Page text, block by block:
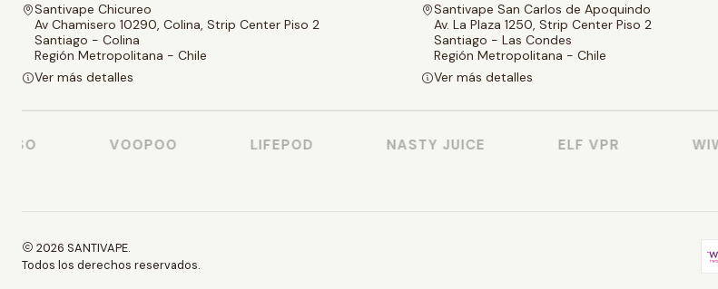
Santivape Chicureo
Av Chamisero 10290, Colina, Strip Center Piso 2
Santiago - Colina
Región Metropolitana - Chile
Ver más detalles
Santivape San Carlos de Apoquindo
Av. La Plaza 1250, Strip Center Piso 2
Santiago - Las Condes
Región Metropolitana - Chile
Ver más detalles
VOOPOO LIFEPOD NASTY JUICE ELF VPR WIWI
2026 SANTIVAPE.
Todos los derechos reservados.